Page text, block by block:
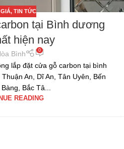
, TIN TỨC
tại Bình dương
hiện nay
Bình 0
lắp đặt cửa gỗ carbon tại bình
An, Dĩ An, Tân Uyên, Bến
Bắc Tâ...
READING